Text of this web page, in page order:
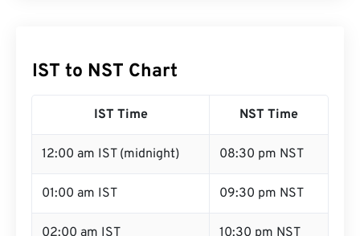
IST to NST Chart
IST Time NST Time
12:00 am IST (midnight) 08:30 pm NST
01:00 am IST 09:30 pm NST
02:00 am IST 10:30 pm NST